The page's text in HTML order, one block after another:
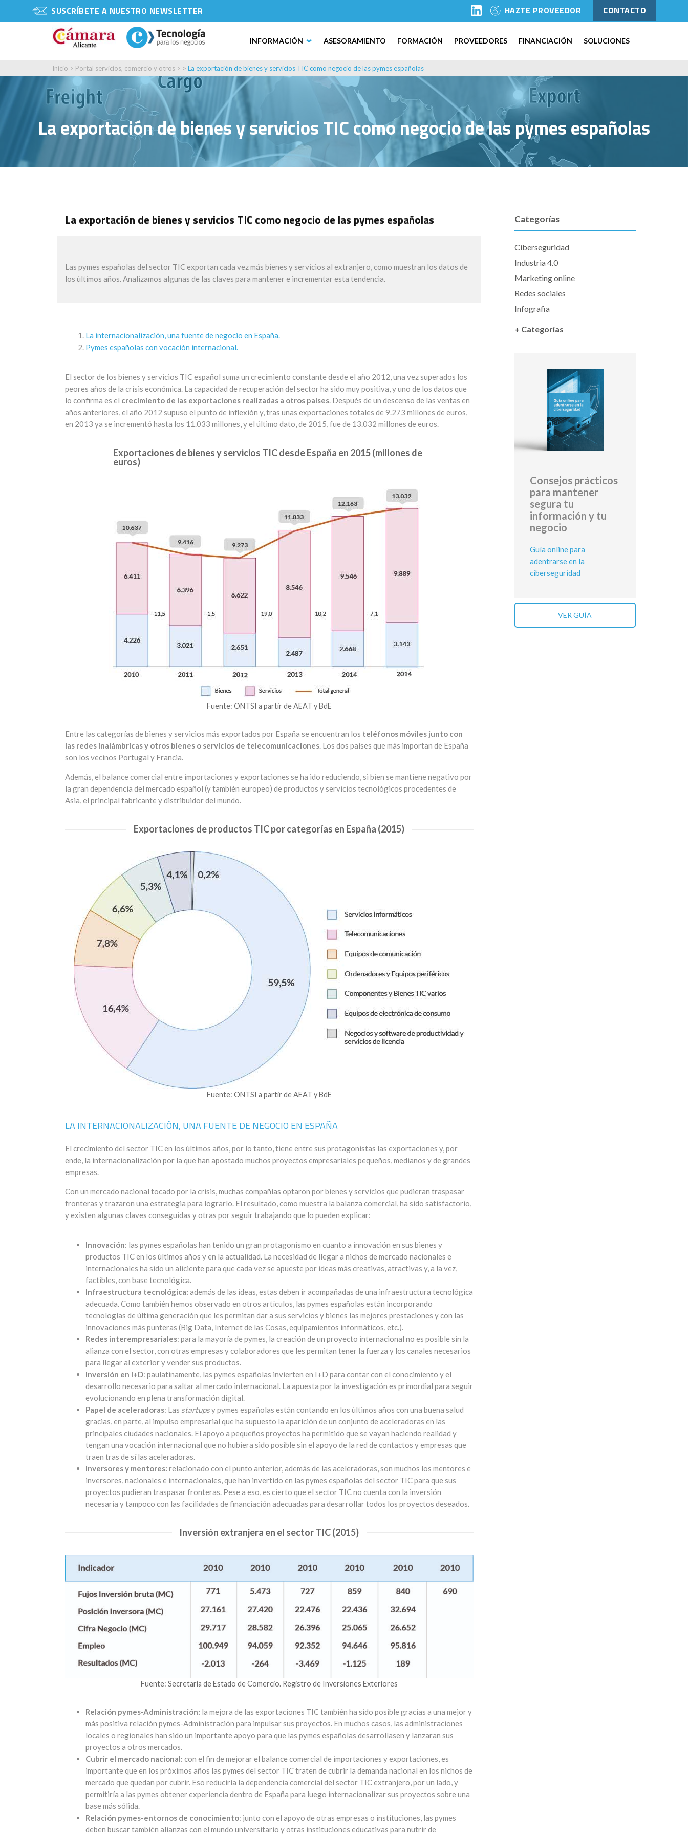
SUSCRÍBETE A NUESTRO NEWSLETTER HAZTE PROVEEDOR CONTACTO
INFORMACIÓN ASESORAMIENTO FORMACIÓN PROVEEDORES FINANCIACIÓN SOLUCIONES
Inicio > Portal servicios, comercio y otros > > La exportación de bienes y servicios TIC como negocio de las pymes españolas
La exportación de bienes y servicios TIC como negocio de las pymes españolas
La exportación de bienes y servicios TIC como negocio de las pymes españolas
Las pymes españolas del sector TIC exportan cada vez más bienes y servicios al extranjero, como muestran los datos de
los últimos años. Analizamos algunas de las claves para mantener e incrementar esta tendencia.
La internacionalización, una fuente de negocio en España.
Pymes españolas con vocación internacional.
El sector de los bienes y servicios TIC español suma un crecimiento constante desde el año 2012, una vez superados los
peores años de la crisis económica. La capacidad de recuperación del sector ha sido muy positiva, y uno de los datos que
lo confirma es el crecimiento de las exportaciones realizadas a otros países. Después de un descenso de las ventas en
años anteriores, el año 2012 supuso el punto de inflexión y, tras unas exportaciones totales de 9.273 millones de euros,
en 2013 ya se incrementó hasta los 11.033 millones, y el último dato, de 2015, fue de 13.032 millones de euros.
Exportaciones de bienes y servicios TIC desde España en 2015 (millones de
euros)
Fuente: ONTSI a partir de AEAT y BdE
Entre las categorías de bienes y servicios más exportados por España se encuentran los teléfonos móviles junto con
las redes inalámbricas y otros bienes o servicios de telecomunicaciones. Los dos países que más importan de España
son los vecinos Portugal y Francia.
Además, el balance comercial entre importaciones y exportaciones se ha ido reduciendo, si bien se mantiene negativo por
la gran dependencia del mercado español (y también europeo) de productos y servicios tecnológicos procedentes de
Asia, el principal fabricante y distribuidor del mundo.
Exportaciones de productos TIC por categorías en España (2015)
Fuente: ONTSI a partir de AEAT y BdE
LA INTERNACIONALIZACIÓN, UNA FUENTE DE NEGOCIO EN ESPAÑA
El crecimiento del sector TIC en los últimos años, por lo tanto, tiene entre sus protagonistas las exportaciones y, por
ende, la internacionalización por la que han apostado muchos proyectos empresariales pequeños, medianos y de grandes
empresas.
Con un mercado nacional tocado por la crisis, muchas compañías optaron por bienes y servicios que pudieran traspasar
fronteras y trazaron una estrategia para lograrlo. El resultado, como muestra la balanza comercial, ha sido satisfactorio,
y existen algunas claves conseguidas y otras por seguir trabajando que lo pueden explicar:
Innovación: las pymes españolas han tenido un gran protagonismo en cuanto a innovación en sus bienes y
productos TIC en los últimos años y en la actualidad. La necesidad de llegar a nichos de mercado nacionales e
internacionales ha sido un aliciente para que cada vez se apueste por ideas más creativas, atractivas y, a la vez,
factibles, con base tecnológica.
Infraestructura tecnológica: además de las ideas, estas deben ir acompañadas de una infraestructura tecnológica
adecuada. Como también hemos observado en otros artículos, las pymes españolas están incorporando
tecnologías de última generación que les permitan dar a sus servicios y bienes las mejores prestaciones y con las
innovaciones más punteras (Big Data, Internet de las Cosas, equipamientos informáticos, etc.).
Redes interempresariales: para la mayoría de pymes, la creación de un proyecto internacional no es posible sin la
alianza con el sector, con otras empresas y colaboradores que les permitan tener la fuerza y los canales necesarios
para llegar al exterior y vender sus productos.
Inversión en I+D: paulatinamente, las pymes españolas invierten en I+D para contar con el conocimiento y el
desarrollo necesario para saltar al mercado internacional. La apuesta por la investigación es primordial para seguir
evolucionando en plena transformación digital.
Papel de aceleradoras: Las startupsy pymes españolas están contando en los últimos años con una buena salud
gracias, en parte, al impulso empresarial que ha supuesto la aparición de un conjunto de aceleradoras en las
principales ciudades nacionales. El apoyo a pequeños proyectos ha permitido que se vayan haciendo realidad y
tengan una vocación internacional que no hubiera sido posible sin el apoyo de la red de contactos y empresas que
traen tras de sí las aceleradoras.
Inversores y mentores: relacionado con el punto anterior, además de las aceleradoras, son muchos los mentores e
inversores, nacionales e internacionales, que han invertido en las pymes españolas del sector TIC para que sus
proyectos pudieran traspasar fronteras. Pese a eso, es cierto que el sector TIC no cuenta con la inversión
necesaria y tampoco con las facilidades de financiación adecuadas para desarrollar todos los proyectos deseados.
Inversión extranjera en el sector TIC (2015)
Fuente: Secretaría de Estado de Comercio. Registro de Inversiones Exteriores
Relación pymes-Administración: la mejora de las exportaciones TIC también ha sido posible gracias a una mejor y
más positiva relación pymes-Administración para impulsar sus proyectos. En muchos casos, las administraciones
locales o regionales han sido un importante apoyo para que las pymes españolas desarrollasen y lanzaran sus
proyectos a otros mercados.
Cubrir el mercado nacional: con el fin de mejorar el balance comercial de importaciones y exportaciones, es
importante que en los próximos años las pymes del sector TIC traten de cubrir la demanda nacional en los nichos de
mercado que quedan por cubrir. Eso reduciría la dependencia comercial del sector TIC extranjero, por un lado, y
permitiría a las pymes obtener experiencia dentro de España para luego internacionalizar sus proyectos sobre una
base más sólida.
Relación pymes-entornos de conocimiento: junto con el apoyo de otras empresas o instituciones, las pymes
deben buscar también alianzas con el mundo universitario y otras instituciones educativas para nutrir de
Categorías
Ciberseguridad
Industria 4.0
Marketing online
Redes sociales
Infografia
+ Categorías
Consejos prácticos
para mantener
segura tu
información y tu
negocio
Guía online para
adentrarse en la
ciberseguridad
VER GUÍA